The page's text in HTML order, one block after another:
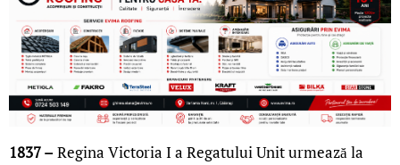
1837 –Regina Victoria I a Regatului Unit urmează la